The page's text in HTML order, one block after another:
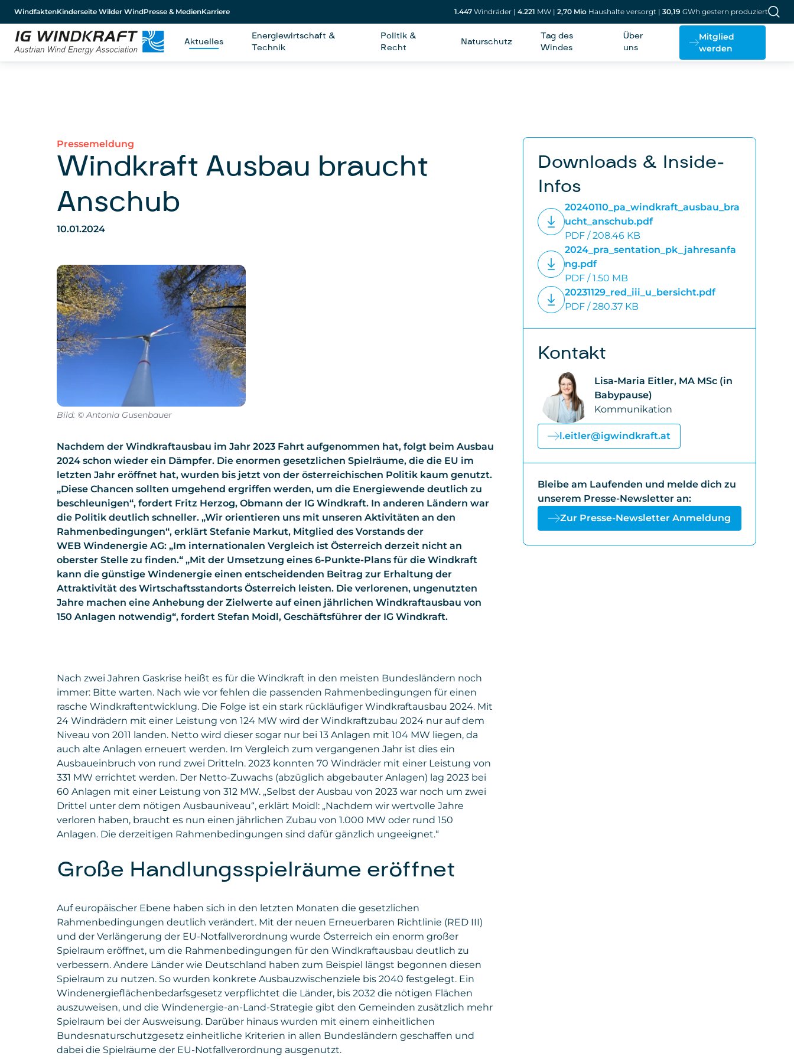
WindfaktenKinderseite Wilder WindPresse & MedienKarriere 1.447 Windräder | 4.221 MW | 2,70 Mio Haushalte versorgt | 30,19 GWh gestern produziert
Aktuelles
Energiewirtschaft &
Technik
Politik &
Recht
Naturschutz
Tag des
Windes
Über
uns
Mitglied
werden
Pressemeldung
Windkraft Ausbau braucht
Anschub
10.01.2024
Bild: © Antonia Gusenbauer
Nachdem der Windkraftausbau im Jahr 2023 Fahrt aufgenommen hat, folgt beim Ausbau
2024 schon wieder ein Dämpfer. Die enormen gesetzlichen Spielräume, die die EU im
letzten Jahr eröffnet hat, wurden bis jetzt von der österreichischen Politik kaum genutzt.
„Diese Chancen sollten umgehend ergriffen werden, um die Energiewende deutlich zu
beschleunigen“, fordert Fritz Herzog, Obmann der IG Windkraft. In anderen Ländern war
die Politik deutlich schneller. „Wir orientieren uns mit unseren Aktivitäten an den
Rahmenbedingungen“, erklärt Stefanie Markut, Mitglied des Vorstands der
WEB Windenergie AG: „Im internationalen Vergleich ist Österreich derzeit nicht an
oberster Stelle zu finden.“ „Mit der Umsetzung eines 6-Punkte-Plans für die Windkraft
kann die günstige Windenergie einen entscheidenden Beitrag zur Erhaltung der
Attraktivität des Wirtschaftsstandorts Österreich leisten. Die verlorenen, ungenutzten
Jahre machen eine Anhebung der Zielwerte auf einen jährlichen Windkraftausbau von
150 Anlagen notwendig“, fordert Stefan Moidl, Geschäftsführer der IG Windkraft.
Nach zwei Jahren Gaskrise heißt es für die Windkraft in den meisten Bundesländern noch
immer: Bitte warten. Nach wie vor fehlen die passenden Rahmenbedingungen für einen
rasche Windkraftentwicklung. Die Folge ist ein stark rückläufiger Windkraftausbau 2024. Mit
24 Windrädern mit einer Leistung von 124 MW wird der Windkraftzubau 2024 nur auf dem
Niveau von 2011 landen. Netto wird dieser sogar nur bei 13 Anlagen mit 104 MW liegen, da
auch alte Anlagen erneuert werden. Im Vergleich zum vergangenen Jahr ist dies ein
Ausbaueinbruch von rund zwei Dritteln. 2023 konnten 70 Windräder mit einer Leistung von
331 MW errichtet werden. Der Netto-Zuwachs (abzüglich abgebauter Anlagen) lag 2023 bei
60 Anlagen mit einer Leistung von 312 MW. „Selbst der Ausbau von 2023 war noch um zwei
Drittel unter dem nötigen Ausbauniveau“, erklärt Moidl: „Nachdem wir wertvolle Jahre
verloren haben, braucht es nun einen jährlichen Zubau von 1.000 MW oder rund 150
Anlagen. Die derzeitigen Rahmenbedingungen sind dafür gänzlich ungeeignet.“
Große Handlungsspielräume eröffnet
Auf europäischer Ebene haben sich in den letzten Monaten die gesetzlichen
Rahmenbedingungen deutlich verändert. Mit der neuen Erneuerbaren Richtlinie (RED III)
und der Verlängerung der EU-Notfallverordnung wurde Österreich ein enorm großer
Spielraum eröffnet, um die Rahmenbedingungen für den Windkraftausbau deutlich zu
verbessern. Andere Länder wie Deutschland haben zum Beispiel längst begonnen diesen
Spielraum zu nutzen. So wurden konkrete Ausbauzwischenziele bis 2040 festgelegt. Ein
Windenergieflächenbedarfsgesetz verpflichtet die Länder, bis 2032 die nötigen Flächen
auszuweisen, und die Windenergie-an-Land-Strategie gibt den Gemeinden zusätzlich mehr
Spielraum bei der Ausweisung. Darüber hinaus wurden mit einem einheitlichen
Bundesnaturschutzgesetz einheitliche Kriterien in allen Bundesländern geschaffen und
dabei die Spielräume der EU-Notfallverordnung ausgenutzt.
Downloads & Inside-
Infos
20240110_pa_windkraft_ausbau_bra
ucht_anschub.pdf
PDF / 208.46 KB
2024_pra_sentation_pk_jahresanfa
ng.pdf
PDF / 1.50 MB
20231129_red_iii_u_bersicht.pdf
PDF / 280.37 KB
Kontakt
Lisa-Maria Eitler, MA MSc (in
Babypause)
Kommunikation
l.eitler@igwindkraft.at
Bleibe am Laufenden und melde dich zu
unserem Presse-Newsletter an:
Zur Presse-Newsletter Anmeldung